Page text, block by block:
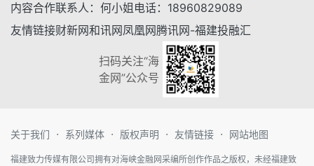
内容合作联系人： 何小姐 电话： 18960829089
友情链接财新网和讯网凤凰网腾讯网-福建投融汇
扫码关注“海
金网”公众号
关于我们 · 系列媒体 · 版权声明 · 友情链接 · 网站地图
福建致力传媒有限公司拥有对海峡金融网采编所创作作品之版权，未经福建致